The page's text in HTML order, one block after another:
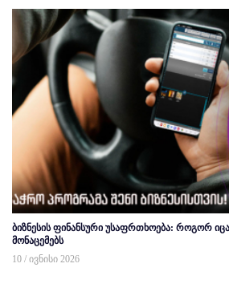
ბიზნესის ფინანსური უსაფრთხოება: როგორ
მონაცემებს
10 / ივნისი 2026